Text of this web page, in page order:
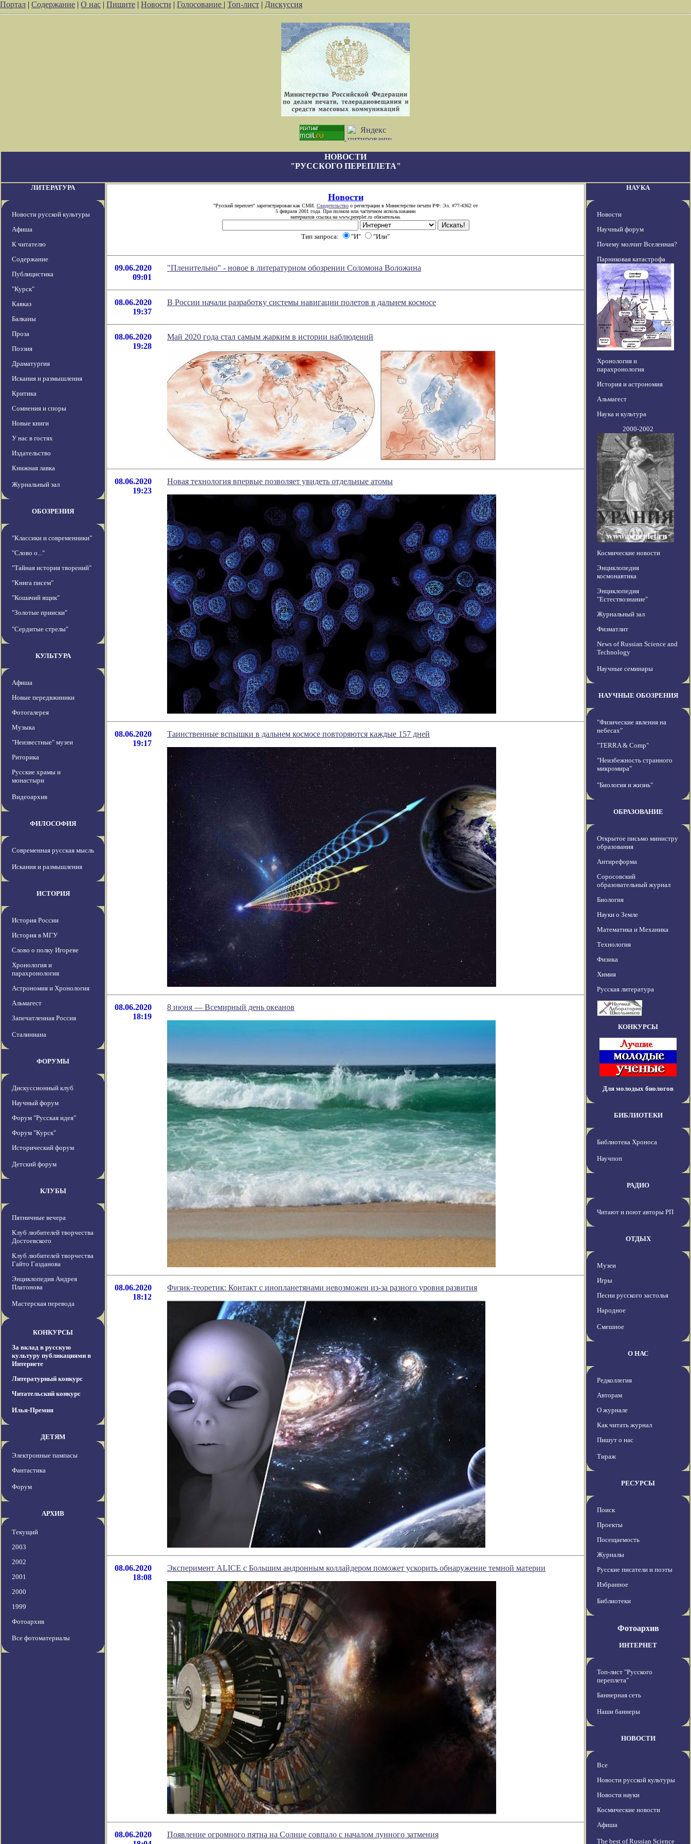
Портал | Содержание | О нас | Пишите | Новости | Голосование | Топ-лист | Дискуссия
НОВОСТИ
"РУССКОГО ПЕРЕПЛЕТА"
ЛИТЕРАТУРА
Новости русской культуры
Афиша
К читателю
Содержание
Публицистика
"Курск"
Кавказ
Балканы
Проза
Поэзия
Драматургия
Искания и размышления
Критика
Сомнения и споры
Новые книги
У нас в гостях
Издательство
Книжная лавка
Журнальный зал
ОБОЗРЕНИЯ
"Классики и современники"
"Слово о..."
"Тайная история творений"
"Книга писем"
"Кошачий ящик"
"Золотые прииски"
"Сердитые стрелы"
КУЛЬТУРА
Афиша
Новые передвжиники
Фотогалерея
Музыка
"Неизвестные" музеи
Риторика
Русские храмы и
монастыри
Видеоархив
ФИЛОСОФИЯ
Современная русская мысль
Искания и размышления
ИСТОРИЯ
История России
История в МГУ
Слово о полку Игореве
Хронология и
парахронология
Астрономия и Хронология
Альмагест
Запечатленная Россия
Сталиниана
ФОРУМЫ
Дискуссионный клуб
Научный форум
Форум "Русская идея"
Форум "Курск"
Исторический форум
Детский форум
КЛУБЫ
Пятничные вечера
Клуб любителей творчества
Достоевского
Клуб любителей творчества
Гайто Газданова
Энциклопедия Андрея
Платонова
Мастерская перевода
КОНКУРСЫ
За вклад в русскую
культуру публикациями в
Интернете
Литературный конкурс
Читательский конкурс
Илья-Премия
ДЕТЯМ
Электронные пампасы
Фантастика
Форум
АРХИВ
Текущий
2003
2002
2001
2000
1999
Фотоархив
Все фотоматериалы
Новости
"Русский переплет" зарегистрирован как СМИ. Свидетельство о регистрации в Министерстве печати РФ: Эл. #77-4362 от
5 февраля 2001 года. При полном или частичном использовании
материалов ссылка на www.pereplet.ru обязательна.
Тип запроса: "И" "Или"
09.06.2020
09:01
"Пленительно" - новое в литературном обозрении Соломона Воложина
08.06.2020
19:37
В России начали разработку системы навигации полетов в дальнем космосе
08.06.2020
19:28
Май 2020 года стал самым жарким в истории наблюдений
08.06.2020
19:23
Новая технология впервые позволяет увидеть отдельные атомы
08.06.2020
19:17
Таинственные вспышки в дальнем космосе повторяются каждые 157 дней
08.06.2020
18:19
8 июня — Всемирный день океанов
08.06.2020
18:12
Физик-теоретик: Контакт с инопланетянами невозможен из-за разного уровня развития
08.06.2020
18:08
Эксперимент ALICE с Большим андронным коллайдером поможет ускорить обнаружение темной материи
08.06.2020
Появление огромного пятна на Солнце совпало с началом лунного затмения
НАУКА
Новости
Научный форум
Почему молчит Вселенная?
Парниковая катастрофа
Хронология и
парахронология
История и астрономия
Альмагест
Наука и культура
2000-2002
Космические новости
Энциклопедия
космонавтика
Энциклопедия
"Естествознание"
Журнальный зал
Физматлит
News of Russian Science and
Technology
Научные семинары
НАУЧНЫЕ ОБОЗРЕНИЯ
"Физические явления на
небесах"
"TERRA & Comp"
"Неизбежность странного
микромира"
"Биология и жизнь"
ОБРАЗОВАНИЕ
Открытое письмо министру
образования
Антиреформа
Соросовский
образовательный журнал
Биология
Науки о Земле
Математика и Механика
Технология
Физика
Химия
Русская литература
КОНКУРСЫ
Для молодых биологов
БИБЛИОТЕКИ
Библиотека Хроноса
Научпоп
РАДИО
Читают и поют авторы РП
ОТДЫХ
Музеи
Игры
Песни русского застолья
Народное
Смешное
О НАС
Редколлегия
Авторам
О журнале
Как читать журнал
Пишут о нас
Тираж
РЕСУРСЫ
Поиск
Проекты
Посещаемость
Журналы
Русские писатели и поэты
Избранное
Библиотеки
Фотоархив
ИНТЕРНЕТ
Топ-лист "Русского
переплета"
Баннерная сеть
Наши баннеры
НОВОСТИ
Все
Новости русской культуры
Новости науки
Космические новости
Афиша
The best of Russian Science